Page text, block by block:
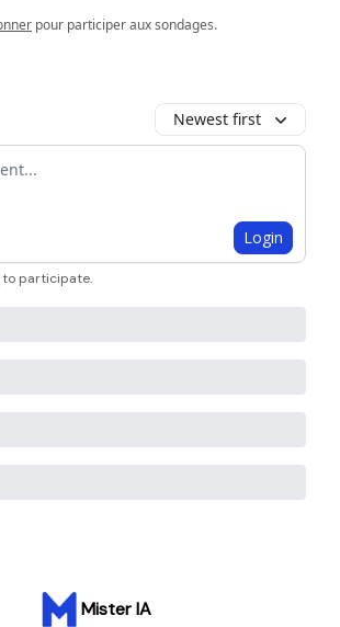
pour participer aux sondages.
Newest first
Login
to participate.
Mister IA